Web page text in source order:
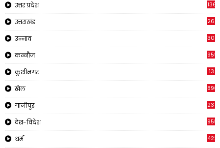
उत्तर प्रदेश 1368
उत्तराखंड
उन्नाव 308
कन्नौज 959
कुशीनगर 13
खेल 890
गाजीपुर 237
देश-विदेश 955
धर्म 422